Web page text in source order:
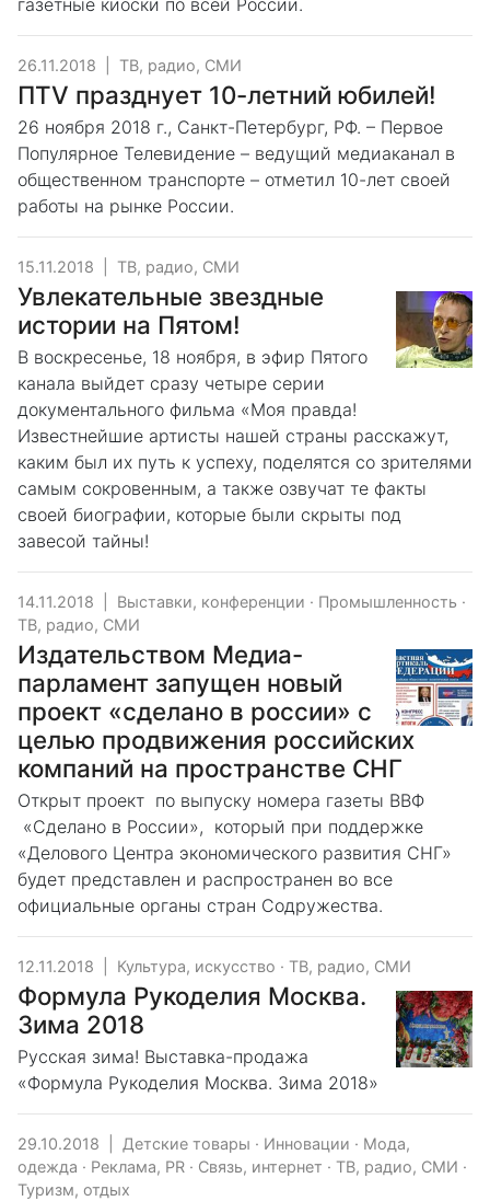
газетные киоски по всей России.
26.11.2018 ТВ, радио, СМИ
ПТV празднует 10-летний юбилей!
26 ноября 2018 г., Санкт-Петербург, РФ. – Первое
Популярное Телевидение – ведущий медиаканал в
общественном транспорте – отметил 10-лет своей
работы на рынке России.
15.11.2018 ТВ, радио, СМИ
Увлекательные звездные
истории на Пятом!
В воскресенье, 18 ноября, в эфир Пятого
канала выйдет сразу четыре серии
документального фильма «Моя правда!
Известнейшие артисты нашей страны расскажут,
каким был их путь к успеху, поделятся со зрителями
самым сокровенным, а также озвучат те факты
своей биографии, которые были скрыты под
завесой тайны!
14.11.2018 Выставки, конференции · Промышленность ·
ТВ, радио, СМИ
Издательством Медиа-
парламент запущен новый
проект «сделано в россии» с
целью продвижения российских
компаний на пространстве СНГ
Открыт проект по выпуску номера газеты ВВФ
«Сделано в России», который при поддержке
«Делового Центра экономического развития СНГ»
будет представлен и распространен во все
официальные органы стран Содружества.
12.11.2018 Культура, искусство · ТВ, радио, СМИ
Формула Рукоделия Москва.
Зима 2018
Русская зима! Выставка-продажа
«Формула Рукоделия Москва. Зима 2018»
29.10.2018 Детские товары · Инновации · Мода,
одежда · Реклама, PR · Связь, интернет · ТВ, радио, СМИ ·
Туризм, отдых